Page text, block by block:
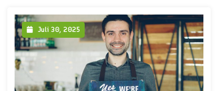
Juli 30, 2025